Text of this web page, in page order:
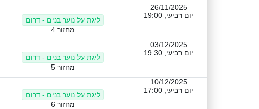
26/11/2025
יום רביעי, 19:00
ליגת על נוער בנים - דרום
מחזור 4
03/12/2025
יום רביעי, 19:30
ליגת על נוער בנים - דרום
מחזור 5
10/12/2025
יום רביעי, 17:00
ליגת על נוער בנים - דרום
מחזור 6